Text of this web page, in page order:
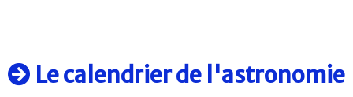
Le calendrier de l'astronomie